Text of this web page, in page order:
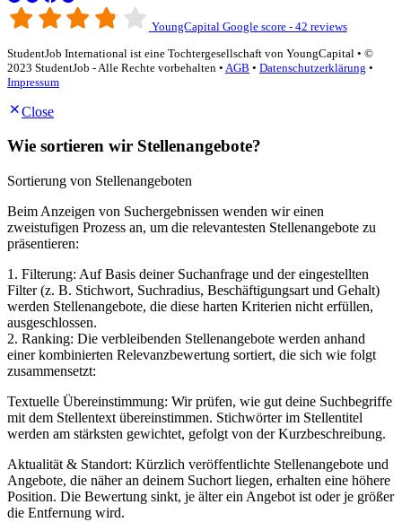
YoungCapital Google score - 42 reviews
StudentJob International ist eine Tochtergesellschaft von YoungCapital • ©
2023 StudentJob - Alle Rechte vorbehalten • AGB • Datenschutzerklärung •
Impressum
Close
Wie sortieren wir Stellenangebote?
Sortierung von Stellenangeboten
Beim Anzeigen von Suchergebnissen wenden wir einen
zweistufigen Prozess an, um die relevantesten Stellenangebote zu
präsentieren:
1. Filterung: Auf Basis deiner Suchanfrage und der eingestellten
Filter (z. B. Stichwort, Suchradius, Beschäftigungsart und Gehalt)
werden Stellenangebote, die diese harten Kriterien nicht erfüllen,
ausgeschlossen.
2. Ranking: Die verbleibenden Stellenangebote werden anhand
einer kombinierten Relevanzbewertung sortiert, die sich wie folgt
zusammensetzt:
Textuelle Übereinstimmung: Wir prüfen, wie gut deine Suchbegriffe
mit dem Stellentext übereinstimmen. Stichwörter im Stellentitel
werden am stärksten gewichtet, gefolgt von der Kurzbeschreibung.
Aktualität & Standort: Kürzlich veröffentlichte Stellenangebote und
Angebote, die näher an deinem Suchort liegen, erhalten eine höhere
Position. Die Bewertung sinkt, je älter ein Angebot ist oder je größer
die Entfernung wird.